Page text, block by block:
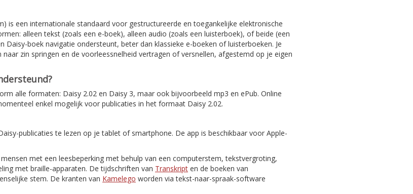
is een internationale standaard voor gestructureerde en toegankelijke elektronische
alleen tekst (zoals een e-boek), alleen audio (zoals een luisterboek), of beide (een
Daisy-boek navigatie ondersteunt, beter dan klassieke e-boeken of luisterboeken. Je
zin springen en de voorleessnelheid vertragen of versnellen, afgestemd op je eigen
alle formaten: Daisy 2.02 en Daisy 3, maar ook bijvoorbeeld mp3 en ePub. Online
enkel mogelijk voor publicaties in het formaat Daisy 2.02.
publicaties te lezen op je tablet of smartphone. De app is beschikbaar voor Apple-
met een leesbeperking met behulp van een computerstem, tekstvergroting,
met braille-apparaten. De tijdschriften van Transkript en de boeken van
stem. De kranten van Kamelego worden via tekst-naar-spraak-software